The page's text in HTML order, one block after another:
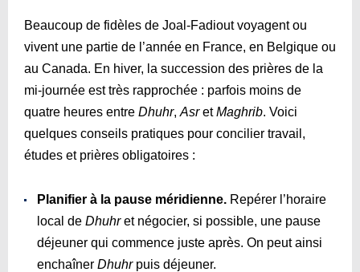
Beaucoup de fidèles de Joal-Fadiout voyagent ou
vivent une partie de l’année en France, en Belgique ou
au Canada. En hiver, la succession des prières de la
mi-journée est très rapprochée : parfois moins de
quatre heures entre Dhuhr, AsretMaghrib. Voici
quelques conseils pratiques pour concilier travail,
études et prières obligatoires :
Planifier à la pause méridienne. Repérer l’horaire
local de Dhuhret négocier, si possible, une pause
déjeuner qui commence juste après. On peut ainsi
enchaîner Dhuhrpuis déjeuner.